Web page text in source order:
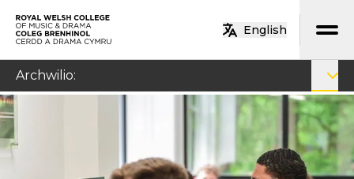
Neidio i’r prif gynnwys
English
Archwilio: